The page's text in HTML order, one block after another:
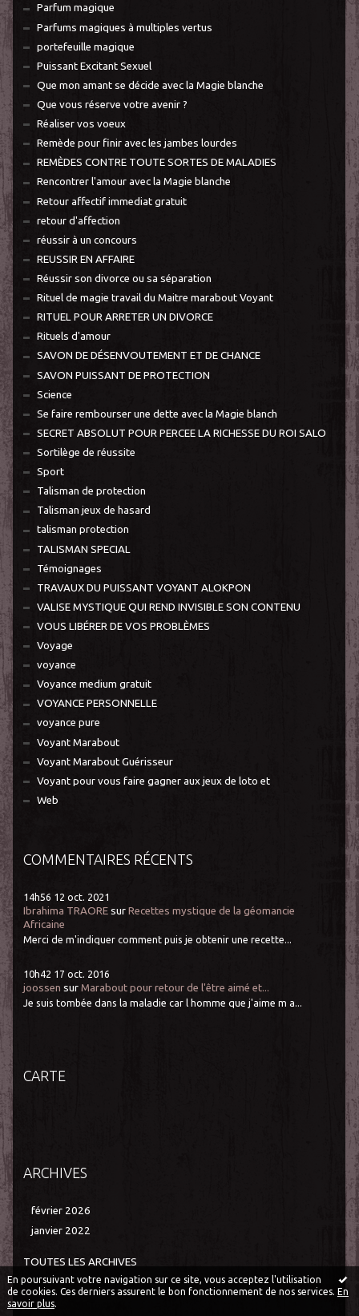
En poursuivant votre navigation sur ce site, vous acceptez l'utilisation
de cookies. Ces derniers assurent le bon fonctionnement de nos services. En
savoir plus.
Parfum magique
Parfums magiques à multiples vertus
portefeuille magique
Puissant Excitant Sexuel
Que mon amant se décide avec la Magie blanche
Que vous réserve votre avenir ?
Réaliser vos voeux
Remède pour finir avec les jambes lourdes
REMÈDES CONTRE TOUTE SORTES DE MALADIES
Rencontrer l'amour avec la Magie blanche
Retour affectif immediat gratuit
retour d'affection
réussir à un concours
REUSSIR EN AFFAIRE
Réussir son divorce ou sa séparation
Rituel de magie travail du Maitre marabout Voyant
RITUEL POUR ARRETER UN DIVORCE
Rituels d'amour
SAVON DE DÉSENVOUTEMENT ET DE CHANCE
SAVON PUISSANT DE PROTECTION
Science
Se faire rembourser une dette avec la Magie blanch
SECRET ABSOLUT POUR PERCEE LA RICHESSE DU ROI SALO
Sortilège de réussite
Sport
Talisman de protection
Talisman jeux de hasard
talisman protection
TALISMAN SPECIAL
Témoignages
TRAVAUX DU PUISSANT VOYANT ALOKPON
VALISE MYSTIQUE QUI REND INVISIBLE SON CONTENU
VOUS LIBÉRER DE VOS PROBLÈMES
Voyage
voyance
Voyance medium gratuit
VOYANCE PERSONNELLE
voyance pure
Voyant Marabout
Voyant Marabout Guérisseur
Voyant pour vous faire gagner aux jeux de loto et
Web
COMMENTAIRES RÉCENTS
14h56 12 oct. 2021
Ibrahima TRAORE surRecettes mystique de la géomancie
Africaine
Merci de m'indiquer comment puis je obtenir une recette...
10h42 17 oct. 2016
joossen surMarabout pour retour de l'être aimé et...
Je suis tombée dans la maladie car l homme que j'aime m a...
CARTE
ARCHIVES
février 2026
janvier 2022
TOUTES LES ARCHIVES